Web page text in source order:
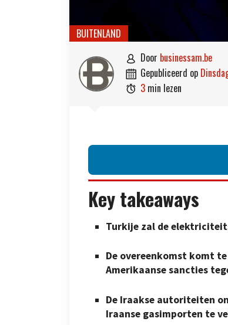
BUITENLAND
 door businessam.be
 gepubliceerd op
 3 min lezen
Key takeaways
Turkije zal de
De overeenkomst komt
Amerikaanse sancties
De Iraakse autoriteiten
Iraanse gasimporten te